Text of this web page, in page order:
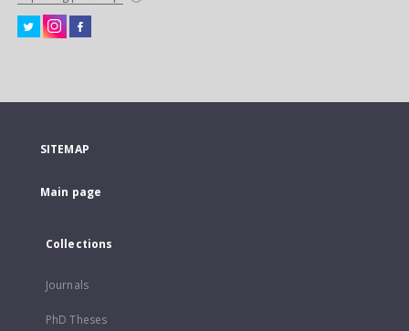
SITEMAP
Main page
Collections
Journals
PhD Theses